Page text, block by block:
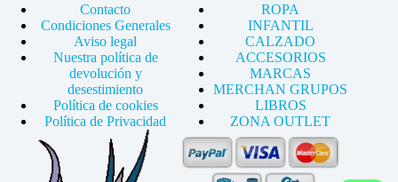
Contacto
Condiciones Generales
Aviso legal
Nuestra política de
devolución y
desestimiento
Política de cookies
Política de Privacidad
ROPA
INFANTIL
CALZADO
ACCESORIOS
MARCAS
MERCHAN GRUPOS
LIBROS
ZONA OUTLET